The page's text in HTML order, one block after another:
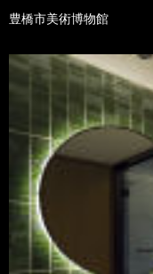
豊橋市美術博物館